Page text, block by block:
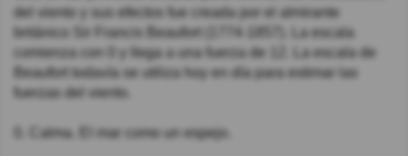
del viento y sus efectos fue creada por el almirante
británico Sir Francis Beaufort (1774-1857). La escala
comienza con 0 y llega a una fuerza de 12. La escala de
Beaufort todavía se utiliza hoy en día para estimar las
fuerzas del viento.
0. Calma. El mar como un espejo.